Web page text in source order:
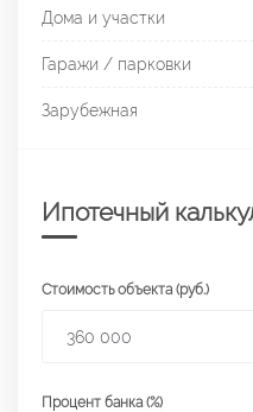
Дома и участки
Гаражи / парковки
Зарубежная
Ипотечный
Стоимость объекта (руб.)
Процент банка (%)